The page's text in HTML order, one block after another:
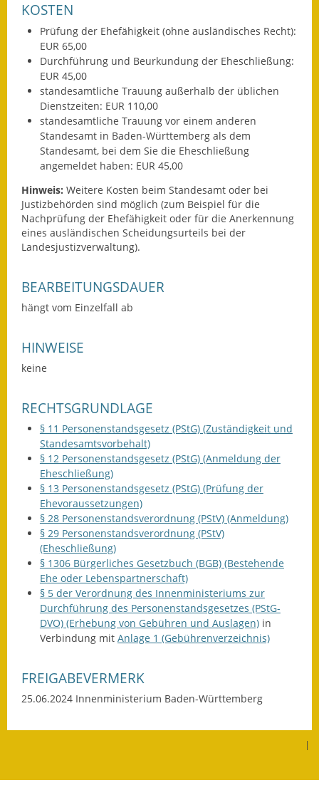
Bauwasser/Wasser/Abwasser
Bebauungspläne
Bodenrichtwerte
Flächennutzungsplan
Gerätehütten
Landessanierungsprogramm
Mietspiegel
Gebäuden
Kernzeitbetreuung
Integration und Asyl
Nahverkehr
Ver- & Entsorgung
Breitbandausbau
Klimaschutzagentur
Feuerwehr
Freizeit- & Sportstätten
KOSTEN
Prüfung der Ehefähigkeit (ohne ausländisches Recht):
EUR 65,00
Durchführung und Beurkundung der Eheschließung:
EUR 45,00
standesamtliche Trauung außerhalb der üblichen
Dienstzeiten: EUR 110,00
standesamtliche Trauung vor einem anderen
Standesamt in Baden-Württemberg als dem
Standesamt, bei dem Sie die Eheschließung
angemeldet haben: EUR 45,00
Hinweis: Weitere Kosten beim Standesamt oder bei
Justizbehörden sind möglich (zum Beispiel für die
Nachprüfung der Ehefähigkeit oder für die Anerkennung
eines ausländischen Scheidungsurteils bei der
Landesjustizverwaltung).
BEARBEITUNGSDAUER
hängt vom Einzelfall ab
HINWEISE
keine
RECHTSGRUNDLAGE
§ 11 Personenstandsgesetz (PStG) (Zuständigkeit und
Standesamtsvorbehalt)
§ 12 Personenstandsgesetz (PStG) (Anmeldung der
Eheschließung)
§ 13 Personenstandsgesetz (PStG) (Prüfung der
Ehevoraussetzungen)
§ 28 Personenstandsverordnung (PStV) (Anmeldung)
§ 29 Personenstandsverordnung (PStV)
(Eheschließung)
§ 1306 Bürgerliches Gesetzbuch (BGB) (Bestehende
Ehe oder Lebenspartnerschaft)
§ 5 der Verordnung des Innenministeriums zur
Durchführung des Personenstandsgesetzes (PStG-
DVO) (Erhebung von Gebühren und Auslagen)in
Verbindung mit Anlage 1 (Gebührenverzeichnis)
FREIGABEVERMERK
25.06.2024 Innenministerium Baden-Württemberg
|